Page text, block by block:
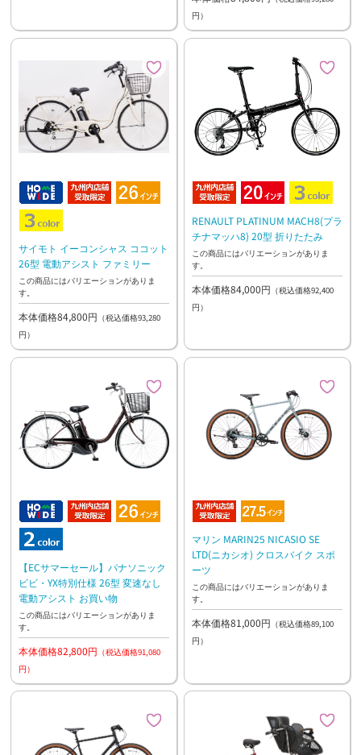
円）
サイモト イーコンシャス ココット
26型 電動アシスト ファミリー
この商品にはバリエーションがありま
す。
本体価格84,800円 （税込価格93,280
円）
RENAULT PLATINUM MACH8(プラ
チナマッハ8) 20型 折りたたみ
この商品にはバリエーションがありま
す。
本体価格84,000円 （税込価格92,400
円）
【ECサマーセール】パナソニック
ビビ・YX特別仕様 26型 変速なし
電動アシスト お買い物
この商品にはバリエーションがありま
す。
本体価格82,800円 （税込価格91,080
円）
マリン MARIN25 NICASIO SE
LTD(ニカシオ) クロスバイク スポ
ーツ
この商品にはバリエーションがありま
す。
本体価格81,000円 （税込価格89,100
円）